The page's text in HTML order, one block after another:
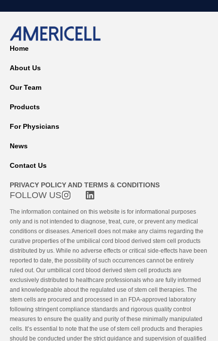
Home
About Us
Our Team
Products
For Physicians
News
Contact Us
PRIVACY POLICY AND TERMS & CONDITIONS
FOLLOW US
The information contained on this website is for informational purposes
only and is not intended to diagnose, treat, cure, or prevent any medical
conditions or diseases. Americell does not make any claims regarding the
curative properties of the umbilical cord blood derived stem cell products
distributed by us. While no adverse effects or critical side-effects have been
reported to date, the possibility of such occurrences cannot be entirely
ruled out. Our umbilical cord blood derived stem cell products are
exclusively distributed to healthcare professionals who are fully informed
and knowledgeable about the regulated use of stem cell therapies. The
stem cells are procured and processed in an FDA-approved laboratory
following stringent compliance standards and rigorous quality control
measures to ensure the quality and purity of these minimally manipulated
cells. It’s essential to note that the use of stem cell products and therapies
should be conducted under the strict guidance and supervision of qualified